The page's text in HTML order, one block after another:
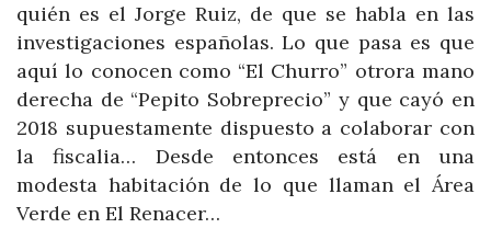
quién es el Jorge Ruiz, de que se habla en las
investigaciones españolas. Lo que pasa es que
aquí lo conocen como “El Churro” otrora mano
derecha de “Pepito Sobreprecio” y que cayó en
2018 supuestamente dispuesto a colaborar con
la fiscalia… Desde entonces está en una
modesta habitación de lo que llaman el Área
Verde en El Renacer…